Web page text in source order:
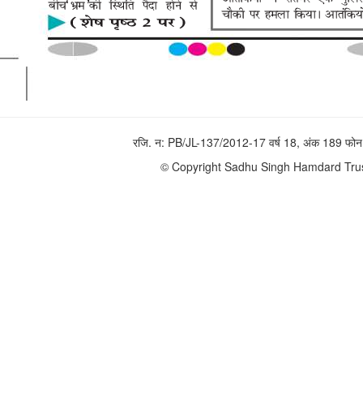
रजि. न: PB/JL-137/2012-17 वर्ष 18, अंक 189
© Copyright Sadhu Singh Hamdard